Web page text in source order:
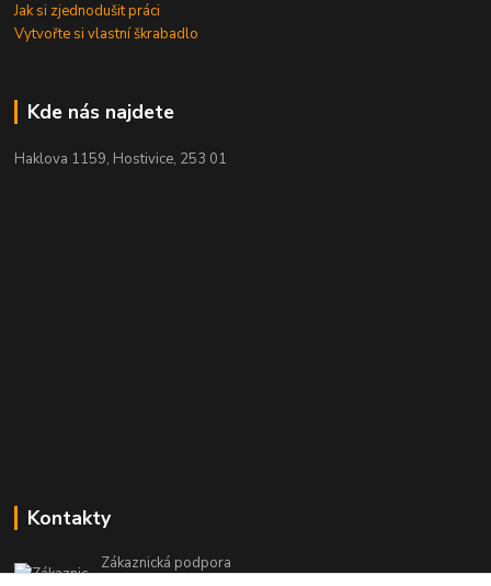
Jak si zjednodušit práci
Vytvořte si vlastní škrabadlo
Kde nás najdete
Haklova 1159, Hostivice, 253 01
Kontakty
Zákaznická podpora